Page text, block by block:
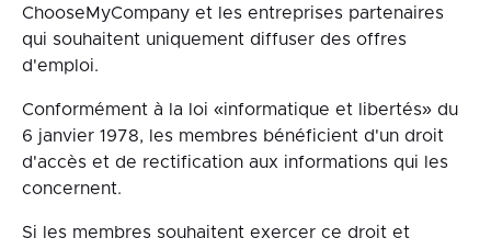
ChooseMyCompany et les entreprises partenaires
qui souhaitent uniquement diffuser des offres
d'emploi.
Conformément à la loi «informatique et libertés» du
6 janvier 1978, les membres bénéficient d'un droit
d'accès et de rectification aux informations qui les
concernent.
Si les membres souhaitent exercer ce droit et